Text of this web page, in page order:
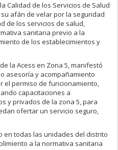
Calidad de los Servicios de Salud
afán de velar por la seguridad
de los servicios de salud,
sanitaria previo a la
de los establecimientos y
la Acess en Zona 5, manifestó
asesoría y acompañamiento
el permiso de funcionamiento,
capacitaciones a
y privados de la zona 5, para
ofertar un servicio seguro,
en todas las unidades del distrito
a la normativa sanitaria